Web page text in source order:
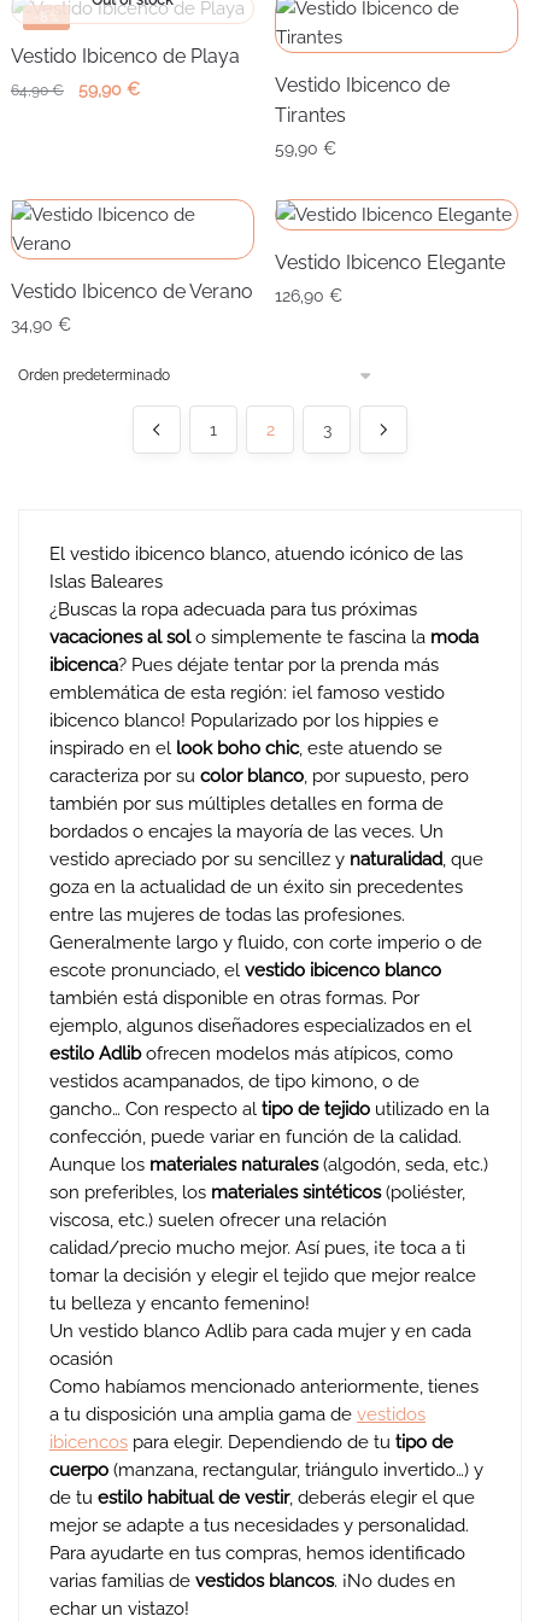
-8%
Vestido Ibicenco de Playa
64,90€
El
59,90 €El
Vestido Ibicenco de
Tirantes
59,90€
Vestido Ibicenco de Verano
34,90 €
Vestido Ibicenco Elegante
126,90€
1 2 3
El vestido ibicenco blanco, atuendo icónico de las
Islas Baleares
¿Buscas la ropa adecuada para tus próximas
vacaciones al solo simplemente te fascina la moda
ibicenca? Pues déjate tentar por la prenda más
emblemática de esta región: ¡el famoso vestido
ibicenco blanco! Popularizado por los hippies e
inspirado en el look boho chic, este atuendo se
caracteriza por su color blanco, por supuesto, pero
también por sus múltiples detalles en forma de
bordados o encajes la mayoría de las veces. Un
vestido apreciado por su sencillez y naturalidad, que
goza en la actualidad de un éxito sin precedentes
entre las mujeres de todas las profesiones.
Generalmente largo y fluido, con corte imperio o de
escote pronunciado, el vestido ibicenco blanco
también está disponible en otras formas. Por
ejemplo, algunos diseñadores especializados en el
estilo Adlibofrecen modelos más atípicos, como
vestidos acampanados, de tipo kimono, o de
gancho… Con respecto al tipo de tejido utilizado en la
confección, puede variar en función de la calidad.
Aunque los materiales naturales(algodón, seda, etc.)
son preferibles, los materiales sintéticos(poliéster,
viscosa, etc.) suelen ofrecer una relación
calidad/precio mucho mejor. Así pues, ¡te toca a ti
tomar la decisión y elegir el tejido que mejor realce
tu belleza y encanto femenino!
Un vestido blanco Adlib para cada mujer y en cada
ocasión
Como habíamos mencionado anteriormente, tienes
a tu disposición una amplia gama de vestidos
ibicencos para elegir. Dependiendo de tu tipo de
cuerpo (manzana, rectangular, triángulo invertido…) y
de tu estilo habitual de vestir, deberás elegir el que
mejor se adapte a tus necesidades y personalidad.
Para ayudarte en tus compras, hemos identificado
varias familias de vestidos blancos. ¡No dudes en
echar un vistazo!